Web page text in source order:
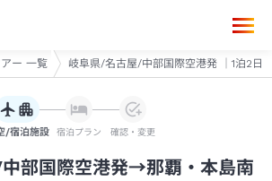
ー 一覧 岐阜県/名古屋/中部国際空港発 ｜1泊2日
/宿泊施設 宿泊プラン 確認・変更
部国際空港発→那覇・本島南